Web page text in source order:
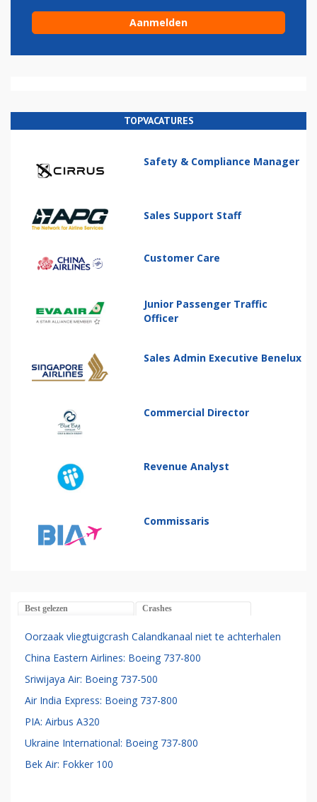
TOPVACATURES
Safety & Compliance Manager
Sales Support Staff
Customer Care
Junior Passenger Traffic
Officer
Sales Admin Executive Benelux
Commercial Director
Revenue Analyst
Commissaris
Best gelezen Crashes
Oorzaak vliegtuigcrash Calandkanaal niet te achterhalen
China Eastern Airlines: Boeing 737-800
Sriwijaya Air: Boeing 737-500
Air India Express: Boeing 737-800
PIA: Airbus A320
Ukraine International: Boeing 737-800
Bek Air: Fokker 100